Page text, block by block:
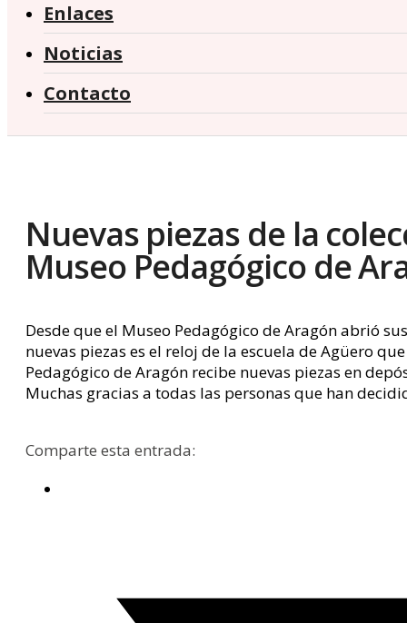
Enlaces
Noticias
Contacto
Nuevas piezas de la
Museo Pedagógico de
Desde que el Museo Pedagógico de Aragón abrió
nuevas piezas es el reloj de la escuela de Agüero
Pedagógico de Aragón recibe nuevas piezas en
Muchas gracias a todas las personas que han
Comparte esta entrada: